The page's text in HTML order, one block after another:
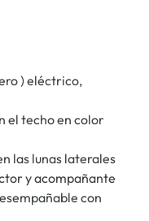
) eléctrico,
el techo en color
las lunas laterales
y acompañante
con